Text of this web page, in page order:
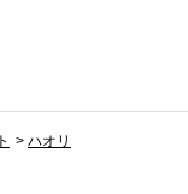
> ハオリ